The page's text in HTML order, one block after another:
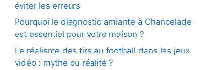
éviter les erreurs
Pourquoi le diagnostic amiante à Chancelade
est essentiel pour votre maison ?
Le réalisme des tirs au football dans les jeux
vidéo : mythe ou réalité ?